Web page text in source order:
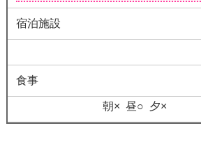
宿泊施設
食事
朝× 昼○ 夕×